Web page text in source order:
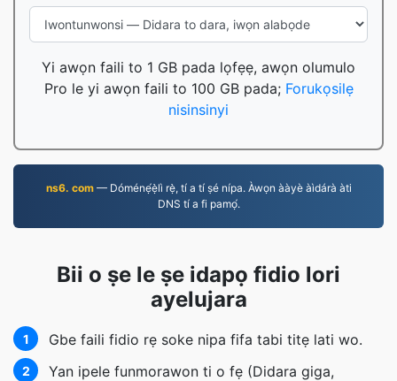
Yi awọn faili to 1 GB pada lọfẹẹ, awọn olumulo
Pro le yi awọn faili to 100 GB pada; Forukọsilẹ
nisinsinyi
ns6. com— Dóménẹ́ẹ̀lì rẹ̀, tí a tí ṣé nípa. Àwọn ààyè àìdárà àti
DNS tí a fi pamọ́.
Bii o ṣe le ṣe idapọ fidio lori
ayelujara
1 Gbe faili fidio rẹ soke nipa fifa tabi titẹ lati wo.
2
Yan ipele funmorawon ti o fẹ (Didara giga,